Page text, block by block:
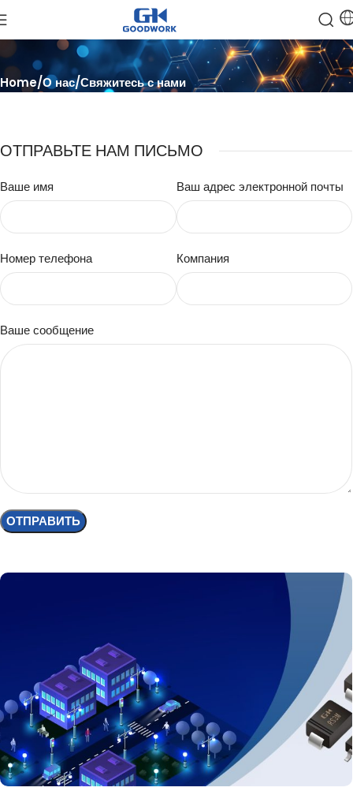
Home О нас Свяжитесь с нами
ОТПРАВЬТЕ НАМ ПИСЬМО
Ваше имя Ваш адрес электронной почты
Номер телефона Компания
Ваше сообщение
промышленностью, академией и
исследователями
Предоставление специализированных решений для
применения в промышленности и
автомобилестроении